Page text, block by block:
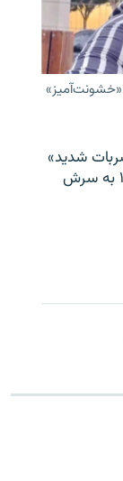
«خشونت‌آمیز»
شدید»
که مأموران در هنگام بازداشت او در سال ۱۴۰۲ به سرش